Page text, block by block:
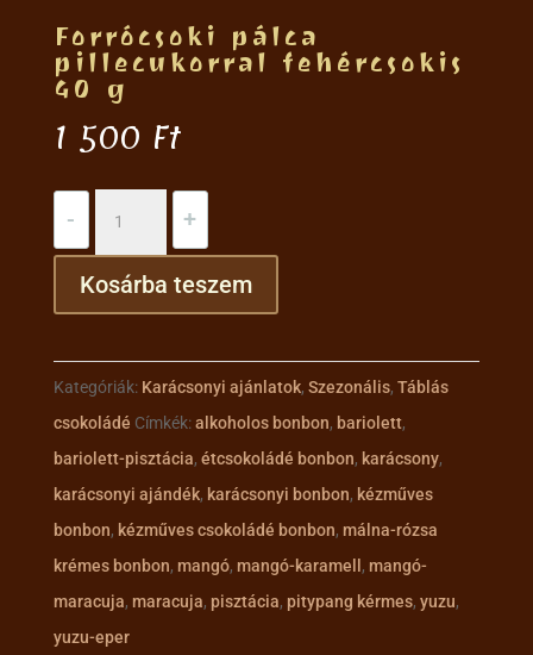
Forrócsoki pálca
pillecukorral fehércsokis
40 g
1 500 Ft
-
Forrócsoki
pillecukorral
fehércsokis
g
mennyiség
+
Kosárba teszem
Kategóriák: Karácsonyi ajánlatok, Szezonális, Táblás
csokoládé Címkék:alkoholos bonbon, bariolett,
bariolett-pisztácia, étcsokoládé bonbon, karácsony,
karácsonyi ajándék, karácsonyi bonbon, kézműves
bonbon, kézműves csokoládé bonbon, málna-rózsa
krémes bonbon, mangó, mangó-karamell , mangó-
maracuja, maracuja, pisztácia, pitypang kérmes, yuzu,
yuzu-eper